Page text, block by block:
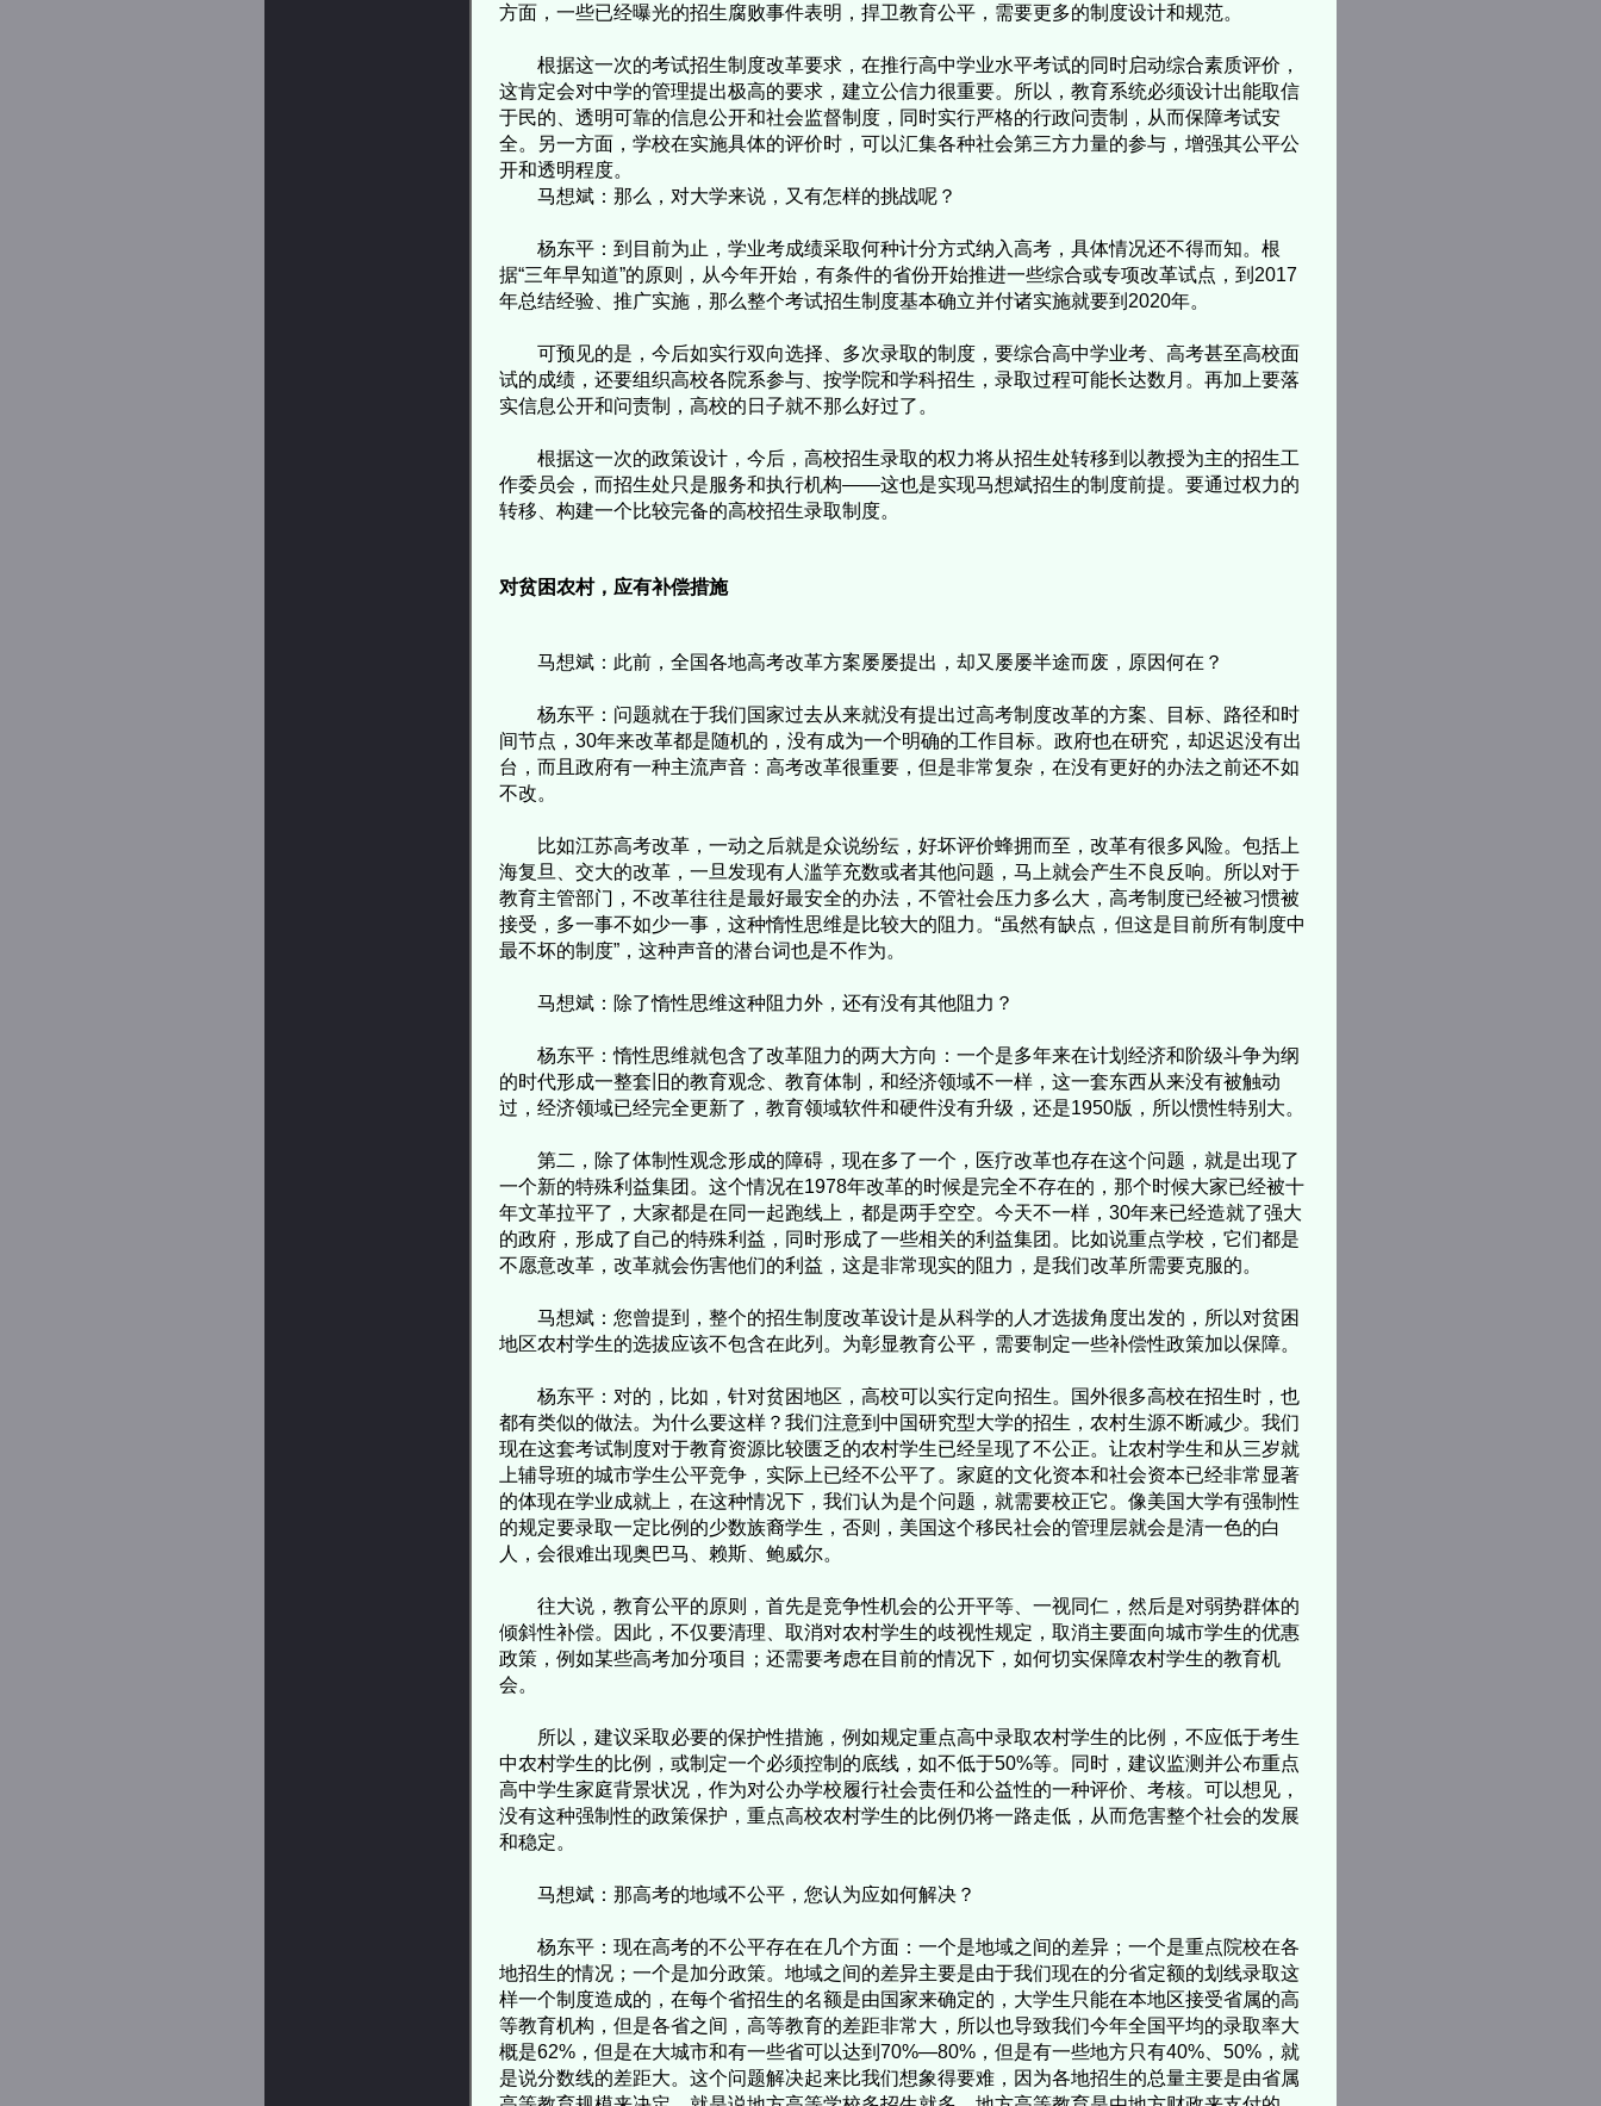
方面，一些已经曝光的招生腐败事件表明，捍卫教育公平，需要更多的制度设计和规范。
根据这一次的考试招生制度改革要求，在推行高中学业水平考试的同时启动综合素质评价，
这肯定会对中学的管理提出极高的要求，建立公信力很重要。所以，教育系统必须设计出能取信
于民的、透明可靠的信息公开和社会监督制度，同时实行严格的行政问责制，从而保障考试安
全。另一方面，学校在实施具体的评价时，可以汇集各种社会第三方力量的参与，增强其公平公
开和透明程度。
马想斌：那么，对大学来说，又有怎样的挑战呢？
杨东平：到目前为止，学业考成绩采取何种计分方式纳入高考，具体情况还不得而知。根
据“三年早知道”的原则，从今年开始，有条件的省份开始推进一些综合或专项改革试点，到2017
年总结经验、推广实施，那么整个考试招生制度基本确立并付诸实施就要到2020年。
可预见的是，今后如实行双向选择、多次录取的制度，要综合高中学业考、高考甚至高校面
试的成绩，还要组织高校各院系参与、按学院和学科招生，录取过程可能长达数月。再加上要落
实信息公开和问责制，高校的日子就不那么好过了。
根据这一次的政策设计，今后，高校招生录取的权力将从招生处转移到以教授为主的招生工
作委员会，而招生处只是服务和执行机构——这也是实现马想斌招生的制度前提。要通过权力的
转移、构建一个比较完备的高校招生录取制度。
对贫困农村，应有补偿措施
马想斌：此前，全国各地高考改革方案屡屡提出，却又屡屡半途而废，原因何在？
杨东平：问题就在于我们国家过去从来就没有提出过高考制度改革的方案、目标、路径和时
间节点，30年来改革都是随机的，没有成为一个明确的工作目标。政府也在研究，却迟迟没有出
台，而且政府有一种主流声音：高考改革很重要，但是非常复杂，在没有更好的办法之前还不如
不改。
比如江苏高考改革，一动之后就是众说纷纭，好坏评价蜂拥而至，改革有很多风险。包括上
海复旦、交大的改革，一旦发现有人滥竽充数或者其他问题，马上就会产生不良反响。所以对于
教育主管部门，不改革往往是最好最安全的办法，不管社会压力多么大，高考制度已经被习惯被
接受，多一事不如少一事，这种惰性思维是比较大的阻力。“虽然有缺点，但这是目前所有制度中
最不坏的制度”，这种声音的潜台词也是不作为。
马想斌：除了惰性思维这种阻力外，还有没有其他阻力？
杨东平：惰性思维就包含了改革阻力的两大方向：一个是多年来在计划经济和阶级斗争为纲
的时代形成一整套旧的教育观念、教育体制，和经济领域不一样，这一套东西从来没有被触动
过，经济领域已经完全更新了，教育领域软件和硬件没有升级，还是1950版，所以惯性特别大。
第二，除了体制性观念形成的障碍，现在多了一个，医疗改革也存在这个问题，就是出现了
一个新的特殊利益集团。这个情况在1978年改革的时候是完全不存在的，那个时候大家已经被十
年文革拉平了，大家都是在同一起跑线上，都是两手空空。今天不一样，30年来已经造就了强大
的政府，形成了自己的特殊利益，同时形成了一些相关的利益集团。比如说重点学校，它们都是
不愿意改革，改革就会伤害他们的利益，这是非常现实的阻力，是我们改革所需要克服的。
马想斌：您曾提到，整个的招生制度改革设计是从科学的人才选拔角度出发的，所以对贫困
地区农村学生的选拔应该不包含在此列。为彰显教育公平，需要制定一些补偿性政策加以保障。
杨东平：对的，比如，针对贫困地区，高校可以实行定向招生。国外很多高校在招生时，也
都有类似的做法。为什么要这样？我们注意到中国研究型大学的招生，农村生源不断减少。我们
现在这套考试制度对于教育资源比较匮乏的农村学生已经呈现了不公正。让农村学生和从三岁就
上辅导班的城市学生公平竞争，实际上已经不公平了。家庭的文化资本和社会资本已经非常显著
的体现在学业成就上，在这种情况下，我们认为是个问题，就需要校正它。像美国大学有强制性
的规定要录取一定比例的少数族裔学生，否则，美国这个移民社会的管理层就会是清一色的白
人，会很难出现奥巴马、赖斯、鲍威尔。
往大说，教育公平的原则，首先是竞争性机会的公开平等、一视同仁，然后是对弱势群体的
倾斜性补偿。因此，不仅要清理、取消对农村学生的歧视性规定，取消主要面向城市学生的优惠
政策，例如某些高考加分项目；还需要考虑在目前的情况下，如何切实保障农村学生的教育机
会。
所以，建议采取必要的保护性措施，例如规定重点高中录取农村学生的比例，不应低于考生
中农村学生的比例，或制定一个必须控制的底线，如不低于50%等。同时，建议监测并公布重点
高中学生家庭背景状况，作为对公办学校履行社会责任和公益性的一种评价、考核。可以想见，
没有这种强制性的政策保护，重点高校农村学生的比例仍将一路走低，从而危害整个社会的发展
和稳定。
马想斌：那高考的地域不公平，您认为应如何解决？
杨东平：现在高考的不公平存在在几个方面：一个是地域之间的差异；一个是重点院校在各
地招生的情况；一个是加分政策。地域之间的差异主要是由于我们现在的分省定额的划线录取这
样一个制度造成的，在每个省招生的名额是由国家来确定的，大学生只能在本地区接受省属的高
等教育机构，但是各省之间，高等教育的差距非常大，所以也导致我们今年全国平均的录取率大
概是62%，但是在大城市和有一些省可以达到70%—80%，但是有一些地方只有40%、50%，就
是说分数线的差距大。这个问题解决起来比我们想象得要难，因为各地招生的总量主要是由省属